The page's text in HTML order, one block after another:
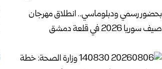
بحضور رسمي ودبلوماسي.. انطلاق مهرجان
صيف سوريا 2026 في قلعة دمشق